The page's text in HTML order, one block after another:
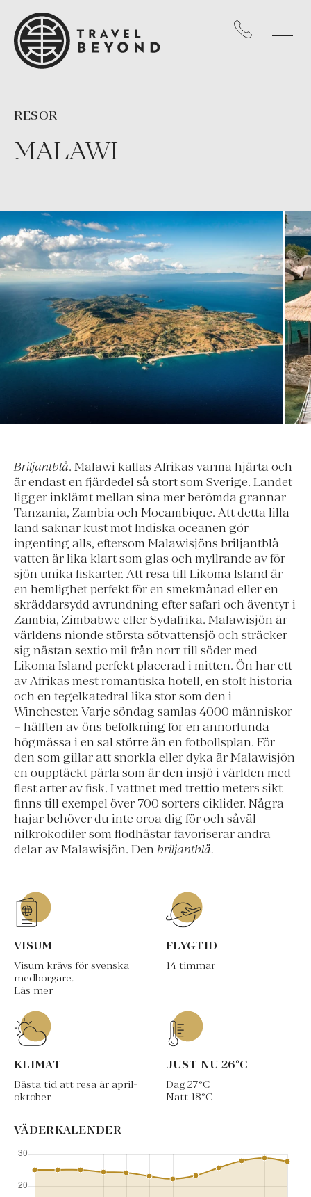
MALAWI
RESOR
Briljantblå. Malawi kallas Afrikas varma hjärta och
är endast en fjärdedel så stort som Sverige. Landet
ligger inklämt mellan sina mer berömda grannar
Tanzania, Zambia och Mocambique. Att detta lilla
land saknar kust mot Indiska oceanen gör
ingenting alls, eftersom Malawisjöns briljantblå
vatten är lika klart som glas och myllrande av för
sjön unika fiskarter. Att resa till Likoma Island är
en hemlighet perfekt för en smekmånad eller en
skräddarsydd avrundning efter safari och äventyr i
Zambia, Zimbabwe eller Sydafrika. Malawisjön är
världens nionde största sötvattensjö och sträcker
sig nästan sextio mil från norr till söder med
Likoma Island perfekt placerad i mitten. Ön har ett
av Afrikas mest romantiska hotell, en stolt historia
och en tegelkatedral lika stor som den i
Winchester. Varje söndag samlas 4000 människor
– hälften av öns befolkning för en annorlunda
högmässa i en sal större än en fotbollsplan. För
den som gillar att snorkla eller dyka är Malawisjön
en oupptäckt pärla som är den insjö i världen med
flest arter av fisk. I vattnet med trettio meters sikt
finns till exempel över 700 sorters ciklider. Några
hajar behöver du inte oroa dig för och såväl
nilkrokodiler som flodhästar favoriserar andra
delar av Malawisjön. Den briljantblå.
VISUM
Visum krävs för svenska
medborgare.
Läs mer
FLYGTID
14 timmar
KLIMAT
Bästa tid att resa är april-
oktober
JUST NU 26°C
Dag 27°C
Natt 18°C
VÄDERKALENDER